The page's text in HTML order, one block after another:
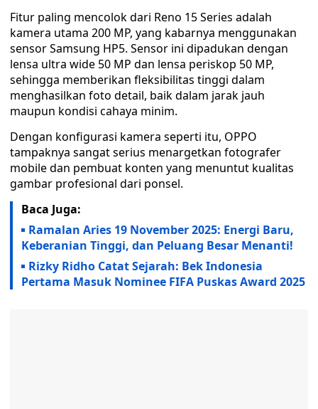
Fitur paling mencolok dari Reno 15 Series adalah
kamera utama 200 MP, yang kabarnya menggunakan
sensor Samsung HP5. Sensor ini dipadukan dengan
lensa ultra wide 50 MP dan lensa periskop 50 MP,
sehingga memberikan fleksibilitas tinggi dalam
menghasilkan foto detail, baik dalam jarak jauh
maupun kondisi cahaya minim.
Dengan konfigurasi kamera seperti itu, OPPO
tampaknya sangat serius menargetkan fotografer
mobile dan pembuat konten yang menuntut kualitas
gambar profesional dari ponsel.
Baca Juga:
Ramalan Aries 19 November 2025: Energi Baru,
Keberanian Tinggi, dan Peluang Besar Menanti!
Rizky Ridho Catat Sejarah: Bek Indonesia
Pertama Masuk Nominee FIFA Puskas Award 2025